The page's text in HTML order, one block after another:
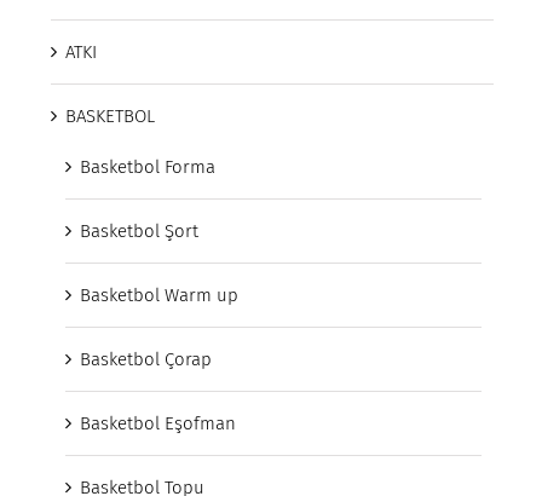
ATKI
BASKETBOL
Basketbol Forma
Basketbol Şort
Basketbol Warm up
Basketbol Çorap
Basketbol Eşofman
Basketbol Topu